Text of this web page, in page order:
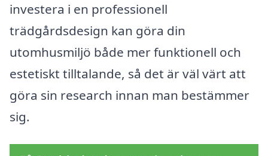
investera i en professionell
trädgårdsdesign kan göra din
utomhusmiljö både mer funktionell och
estetiskt tilltalande, så det är väl värt att
göra sin research innan man bestämmer
sig.